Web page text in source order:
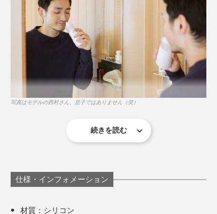
本体には1個ついているので、家族4人で使うなら別売ノ
ズルが3個あればOK。色が１色しかないのがナンです
が、裏側に名前を書いておくとよさそうです。
写真はモデルの西村さん、息子ではありません（笑）
けるのに握力使うし、不自然な体勢で鼻とか口から水を
出さなくちゃいけないのも疲れる。その水が首を伝って
続きを読む
仕様・インフォメーション
材質：シリコン